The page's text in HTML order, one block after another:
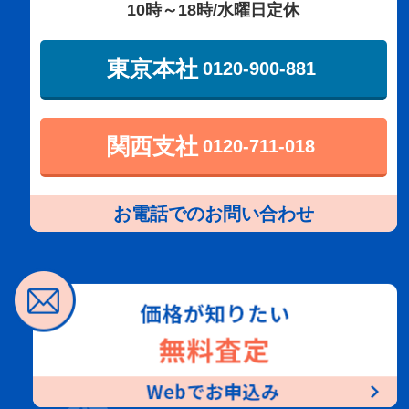
10時～18時/水曜日定休
東京本社 0120-900-881
関西支社 0120-711-018
お電話でのお問い合わせ